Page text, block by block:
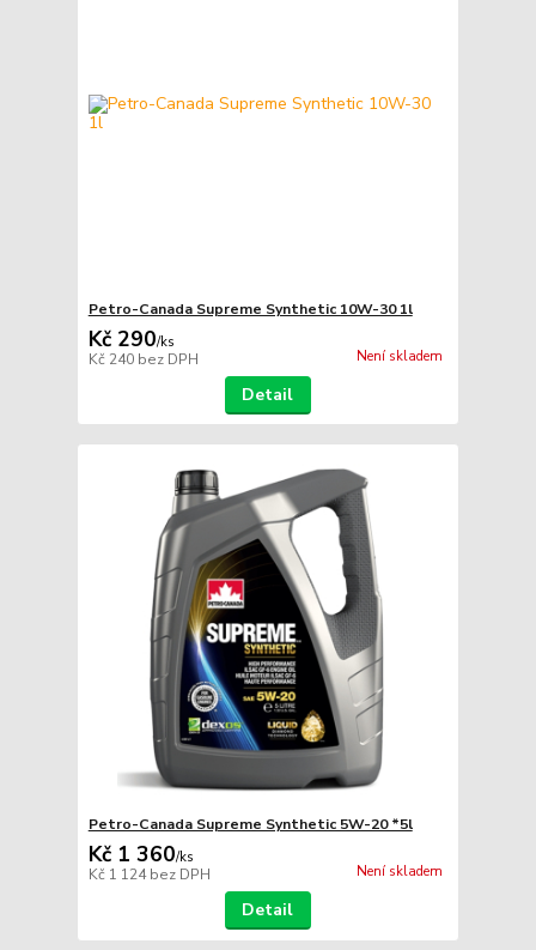
Petro-Canada Supreme Synthetic 10W-30 1l
Kč 290/ks
Kč 240 bez DPH Není skladem
Detail
Petro-Canada Supreme Synthetic 5W-20 *5l
Kč 1 360/ks
Kč 1 124bez DPH Není skladem
Detail